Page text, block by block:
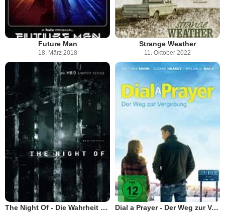
Future Man
18. März 2018
Strange Weather
11. Oktober 2022
The Night Of - Die Wahrheit einer Nacht Dial a Prayer - Der Weg zur Vergebung